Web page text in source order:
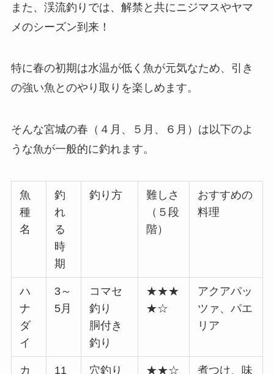
また、渓流釣りでは、解禁と共にニジマスやヤマ
メのシーズン到来！
特に春の初期は水温が低く魚が元気なため、引き
の強い魚とのやり取りを楽しめます。
そんな宮城の春（４月、５月、６月）は以下のよ
うな魚が一般的に釣れます。
魚
種
名
釣
れ
る
時
期
釣り方
難しさ
（５段
階）
おすすめの
料理
ハ
ナ
ダ
イ
3～
5月
コマセ
釣り
胴付き
釣り
★★★
★☆
アクアパッ
ツァ、パエ
リア
カ 11 穴釣り ★★☆ 煮つけ、味